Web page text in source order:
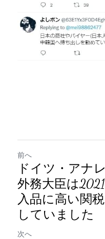
前へ
ドイツ・アナ
外務大臣は
入品に高い関
していました
次へ